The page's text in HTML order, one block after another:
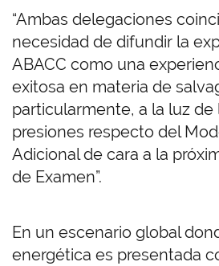
“Ambas delegaciones
necesidad de difundir la
ABACC como una
exitosa en materia de
particularmente, a la luz de
presiones respecto del
Adicional de cara a la
de Examen”.
En un escenario global
energética es presentada